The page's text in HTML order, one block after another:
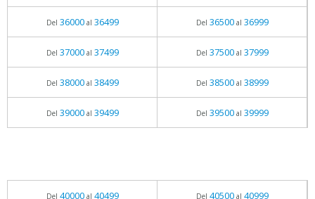
Del 36000al 36499 Del 36500al 36999
Del 37000al 37499 Del 37500al 37999
Del 38000al 38499 Del 38500al 38999
Del 39000al 39499 Del 39500al 39999
Del 40000al 40499 Del 40500al 40999